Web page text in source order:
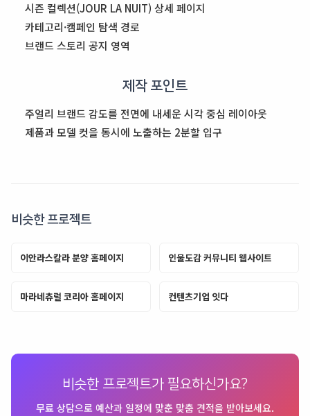
시즌 컬렉션(JOUR LA NUIT) 상세 페이지
카테고리·캠페인 탐색 경로
브랜드 스토리 공지 영역
제작 포인트
주얼리 브랜드 감도를 전면에 내세운 시각 중심 레이아웃
제품과 모델 컷을 동시에 노출하는 2분할 입구
비슷한 프로젝트
이안라스칼라 분양 홈페이지 인물도감 커뮤니티 웹사이트
마라네츄럴 코리아 홈페이지 컨텐츠기업 잇다
비슷한 프로젝트가 필요하신가요?
무료 상담으로 예산과 일정에 맞춘 맞춤 견적을 받아보세요.